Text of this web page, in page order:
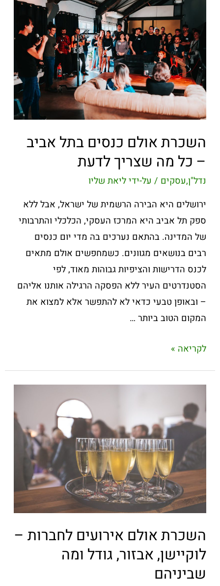
השכרת אולם כנסים בתל אביב
– כל מה שצריך לדעת
נדל"ן,עסקים / על-ידיליאת שליו
ירושלים היא הבירה הרשמית של ישראל, אבל ללא
ספק תל אביב היא המרכז העסקי, הכלכלי והתרבותי
של המדינה. בהתאם נערכים בה מדי יום כנסים
רבים בנושאים מגוונים. כשמחפשים אולם מתאים
לכנס הדרישות והציפיות גבוהות מאוד, לפי
הסטנדרטים העיר ללא הפסקה הרגילה אותנו אליהם
– ובאופן טבעי כדאי לא להתפשר אלא למצוא את
המקום הטוב ביותר …
לקריאה »
השכרת אולם אירועים לחברות –
לוקיישן, אבזור, גודל ומה
שביניהם